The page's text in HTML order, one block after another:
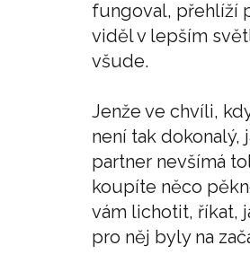
fungoval, přehlíží
viděl v lepším
všude.
Jenže ve chvíli,
není tak
partner nevšímá
koupíte něco
vám lichotit, říkat,
pro něj byly na